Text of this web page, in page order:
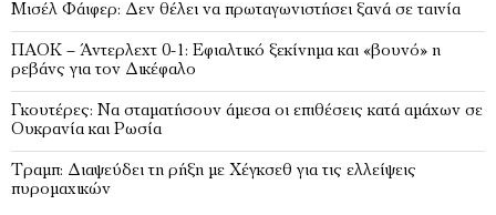
Μισέλ Φάιφερ: Δεν θέλει να πρωταγωνιστήσει ξανά σε ταινία
ΠΑΟΚ – Άντερλεχτ 0-1: Εφιαλτικό ξεκίνημα και «βουνό» η
ρεβάνς για τον Δικέφαλο
Γκουτέρες: Να σταματήσουν άμεσα οι επιθέσεις κατά αμάχων σε
Ουκρανία και Ρωσία
Τραμπ: Διαψεύδει τη ρήξη με Χέγκσεθ για τις ελλείψεις
πυρομαχικών